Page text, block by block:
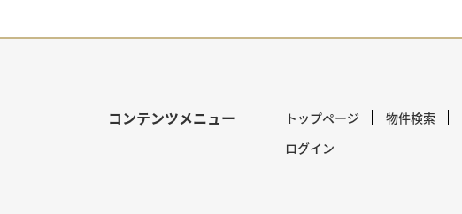
コンテンツメニュー トップページ 物件検索
ログイン